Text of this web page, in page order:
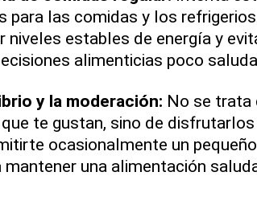
para las comidas y los
niveles estables de energía y
alimenticias poco
y la moderación: No se trata
te gustan, sino de
ocasionalmente un
mantener una alimentación